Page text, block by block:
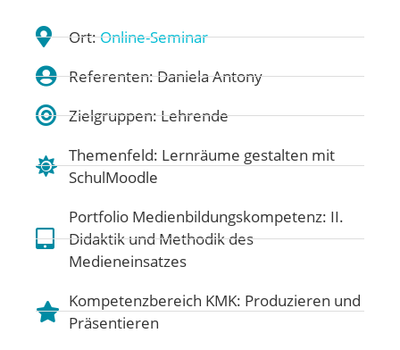
Ort:Online-Seminar
Referenten: Daniela Antony
Zielgruppen: Lehrende
Themenfeld: Lernräume gestalten mit
SchulMoodle
Portfolio Medienbildungskompetenz: II.
Didaktik und Methodik des
Medieneinsatzes
Kompetenzbereich KMK: Produzieren und
Präsentieren